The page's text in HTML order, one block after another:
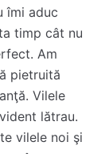
îmi aduc
timp cât nu
Am
pietruită
Vilele
lătrau.
vilele noi şi